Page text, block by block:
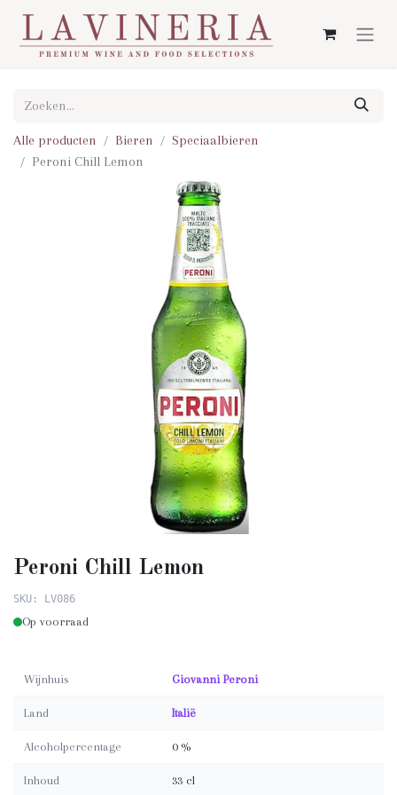
Alle producten Bieren
Speciaalbieren
Peroni Chill Lemon
Peroni Chill Lemon
SKU: LV086
Op voorraad
Wijnhuis Giovanni Peroni
Land Italië
Alcoholpercentage 0 %
Inhoud 33 cl